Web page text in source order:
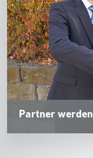
Partner werden